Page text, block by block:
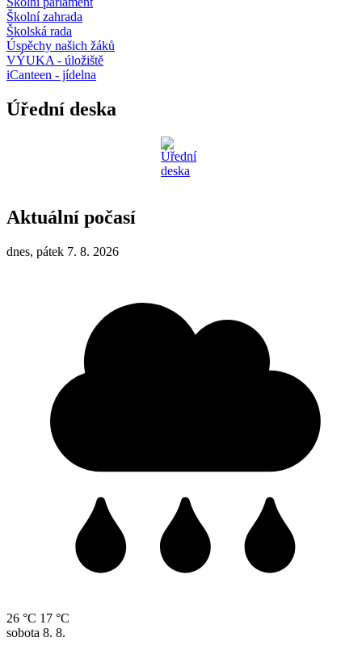
Školní zahrada
Školská rada
Úspěchy našich žáků
VÝUKA - úložiště
iCanteen - jídelna
Úřední deska
Aktuální počasí
dnes, pátek 7. 8. 2026
26 °C 17 °C
sobota 8. 8.